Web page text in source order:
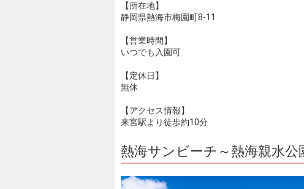
【所在地】
静岡県熱海市梅園町8-11
【営業時間】
いつでも入園可
【定休日】
無休
【アクセス情報】
来宮駅より徒歩約10分
熱海サンビーチ～熱海親水公